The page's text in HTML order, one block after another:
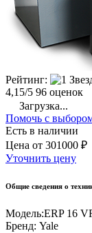
Рейтинг:
4,15/5 96 оценок
Загрузка...
Помочь с
Есть в наличии
Цена от 301000 ₽
Уточнить цену
Общие сведения о
Модель:ERP 16
Бренд: Yale